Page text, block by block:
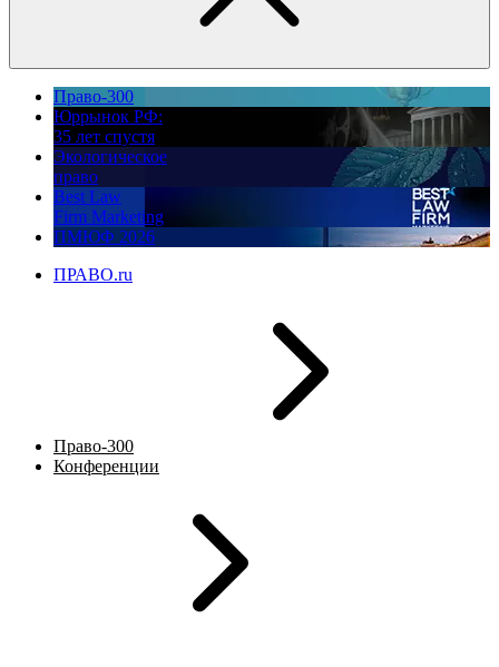
Право-300
Юррынок РФ:
35 лет спустя
Экологическое
право
Best Law
Firm Marketing
ПМЮФ 2026
ПРАВО.ru
Право-300
Конференции